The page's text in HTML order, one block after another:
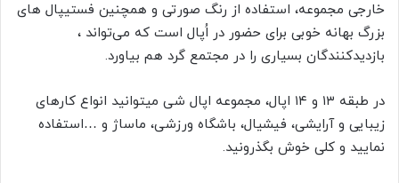
خارجی مجموعه، استفاده از رنگ صورتی و همچنین فستیپال های
بزرگ بهانه خوبی برای حضور در اُپال است که می‌تواند ،
بازدیدکنندگان بسیاری را در مجتمع گرد هم بیاورد.
در طبقه ۱۳ و ۱۴ اپال، مجموعه اپال شی میتوانید انواع کارهای
زیبایی و آرایشی، فیشیال، باشگاه ورزشی، ماساژ و …استفاده
نمایید و کلی خوش بگذرونید.